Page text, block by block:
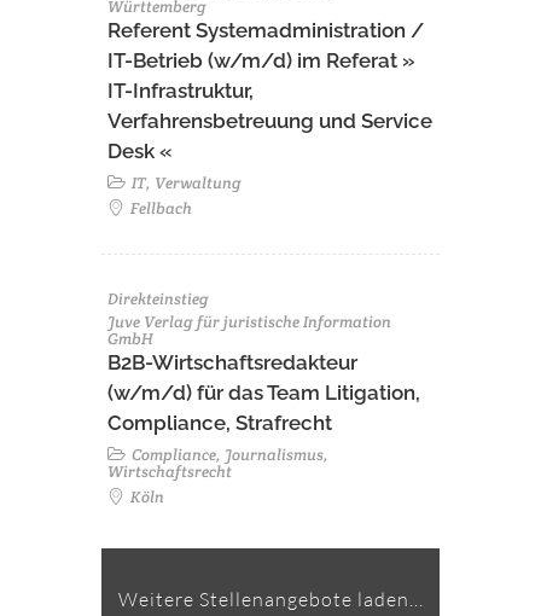
Württemberg
Referent Systemadministration /
IT-Betrieb (w/m/d) im Referat »
IT-Infrastruktur,
Verfahrensbetreuung und Service
Desk «
IT, Verwaltung
Fellbach
Direkteinstieg
Juve Verlag für juristische Information
GmbH
B2B-Wirtschaftsredakteur
(w/m/d) für das Team Litigation,
Compliance, Strafrecht
Compliance, Journalismus,
Wirtschaftsrecht
Köln
Weitere Stellenangebote laden...